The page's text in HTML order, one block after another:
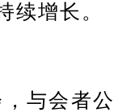
续增长。
与会者公